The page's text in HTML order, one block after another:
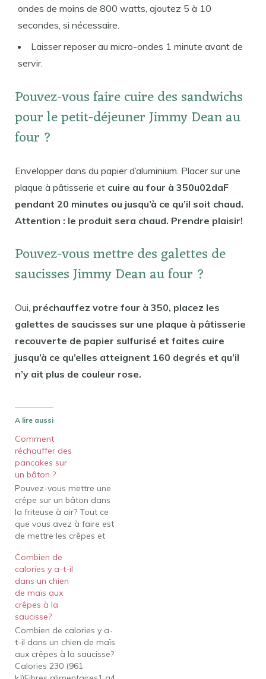
ondes de moins de 800 watts, ajoutez 5 à 10
secondes, si nécessaire.
Laisser reposer au micro-ondes 1 minute avant de
servir.
Pouvez-vous faire cuire des sandwichs
pour le petit-déjeuner Jimmy Dean au
four ?
Envelopper dans du papier d’aluminium. Placer sur une
plaque à pâtisserie et cuire au four à 350u02daF
pendant 20 minutes ou jusqu’à ce qu’il soit chaud.
Attention : le produit sera chaud. Prendre plaisir!
Pouvez-vous mettre des galettes de
saucisses Jimmy Dean au four ?
Oui, préchauffez votre four à 350, placez les
galettes de saucisses sur une plaque à pâtisserie
recouverte de papier sulfurisé et faites cuire
jusqu’à ce qu’elles atteignent 160 degrés et qu’il
n’y ait plus de couleur rose.
A lire aussi
Comment
réchauffer des
pancakes sur
un bâton ?
Pouvez-vous mettre une
crêpe sur un bâton dans
la friteuse à air? Tout ce
que vous avez à faire est
de mettre les crêpes et
sur un bâton dans la
friteuse à air en une seule
couche. Ensuite, réglez la
friteuse à air à 360F et
faites…
Combien de
calories y a-t-il
dans un chien
de maïs aux
crêpes à la
saucisse?
Combien de calories y a-
t-il dans un chien de maïs
aux crêpes à la saucisse?
Calories 230 (961